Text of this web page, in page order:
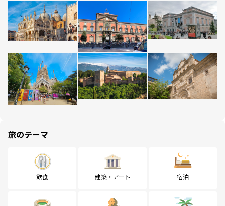
旅のテーマ
飲食 建築・アート 宿泊